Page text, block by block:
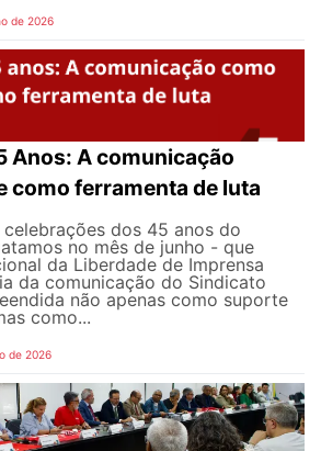
de 2026
Anos: A comunicação
como ferramenta de luta
dos 45 anos do
no mês de junho - que
da Liberdade de Imprensa
da comunicação do Sindicato
não apenas como suporte
como...
de 2026